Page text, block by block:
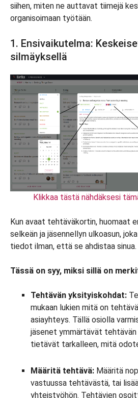
siihen, miten ne auttavat tiimejä
organisoimaan työtään.
1. Ensivaikutelma:
silmäyksellä
Klikkaa tästä nähdäksesi
Kun avaat tehtäväkortin, huomaat
selkeän ja jäsennellyn ulkoasun,
tiedot ilman, että se ahdistaa sinua.
Tässä on syy, miksi sillä on
Tehtävän yksityiskohdat:
mukaan lukien mitä on
asiayhteys. Tällä osiolla
jäsenet ymmärtävät tehtävän
tietävät tarkalleen, mitä
Määritä tehtävä: Määritä
vastuussa tehtävästä, tai
yhteistyöhön. Tehtävien